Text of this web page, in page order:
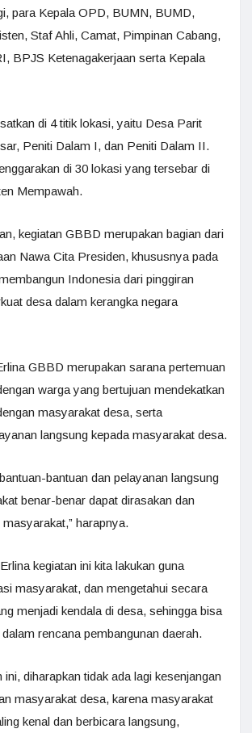
para Kepala OPD, BUMN, BUMD,
Staf Ahli, Camat, Pimpinan Cabang,
BPJS Ketenagakerjaan serta Kepala
di 4 titik lokasi, yaitu Desa Parit
Peniti Dalam I, dan Peniti Dalam II.
di 30 lokasi yang tersebar di
Mempawah.
kegiatan GBBD merupakan bagian dari
Nawa Cita Presiden, khususnya pada
Indonesia dari pinggiran
desa dalam kerangka negara
GBBD merupakan sarana pertemuan
warga yang bertujuan mendekatkan
masyarakat desa, serta
langsung kepada masyarakat desa.
bantuan dan pelayanan langsung
benar-benar dapat dirasakan dan
harapnya.
kegiatan ini kita lakukan guna
masyarakat, dan mengetahui secara
menjadi kendala di desa, sehingga bisa
rencana pembangunan daerah.
ini, diharapkan tidak ada lagi kesenjangan
masyarakat desa, karena masyarakat
kenal dan berbicara langsung,